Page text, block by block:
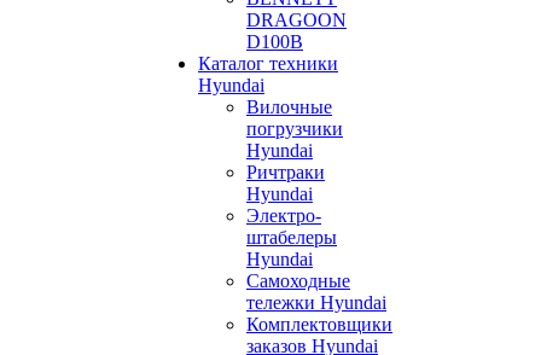
DRAGOON
D100B
Каталог техники
Hyundai
Вилочные
погрузчики
Hyundai
Ричтраки
Hyundai
Электро-
штабелеры
Hyundai
Самоходные
тележки Hyundai
Комплектовщики
заказов Hyundai